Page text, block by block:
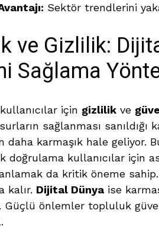
Sektör trendlerini
ve Gizlilik:
Sağlama
için gizlilik ve
sağlanması
daha karmaşık hale geliyor.
doğrulama kullanıcılar için
da kritik öneme
kalır. Dijital Dünya ise
Güçlü önlemler topluluk